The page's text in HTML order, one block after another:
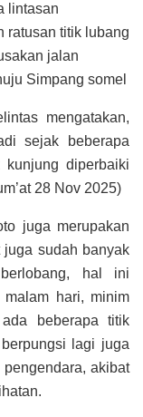
lintasan
ratusan titik lubang
jalan
Simpang somel
mengatakan,
sejak beberapa
diperbaiki
28 Nov 2025)
juga merupakan
sudah banyak
hal ini
hari, minim
beberapa titik
lagi juga
akibat